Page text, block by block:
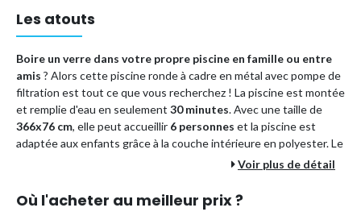
Les atouts
Boire un verre dans votre propre piscine en famille ou entre
amis ? Alors cette piscine ronde à cadre en métal avec pompe de
filtration est tout ce que vous recherchez ! La piscine est montée
et remplie d'eau en seulement 30 minutes. Avec une taille de
366x76 cm, elle peut accueillir 6 personnes et la piscine est
adaptée aux enfants grâce à la couche intérieure en polyester. Le
cadre en métal contient une construction tubulaire en métal
Voir plus de détail
Où l'acheter au meilleur prix ?